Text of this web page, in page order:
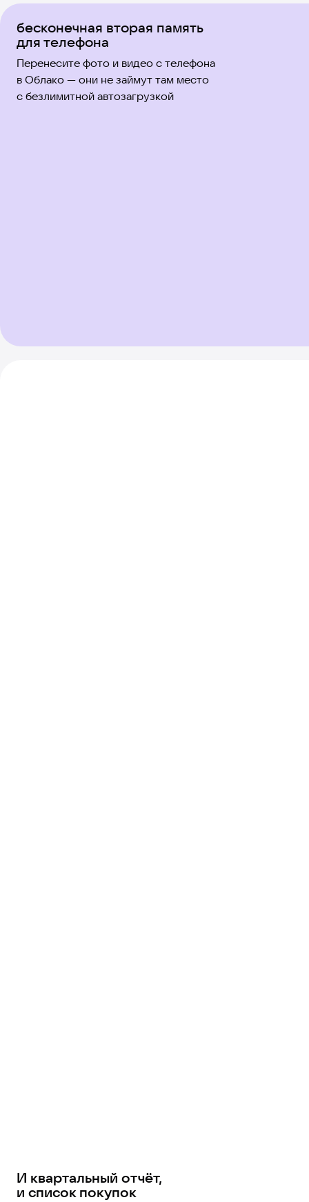
бесконечная вторая память
для телефона
Перенесите фото и видео с телефона
в Облако — они не займут там место
с безлимитной автозагрузкой
И квартальный отчёт,
и список покупок